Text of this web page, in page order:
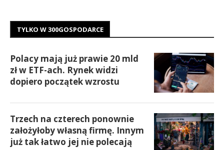
TYLKO W 300GOSPODARCE
Polacy mają już prawie 20 mld
zł w ETF-ach. Rynek widzi
dopiero początek wzrostu
Trzech na czterech ponownie
założyłoby własną firmę. Innym
już tak łatwo jej nie polecają